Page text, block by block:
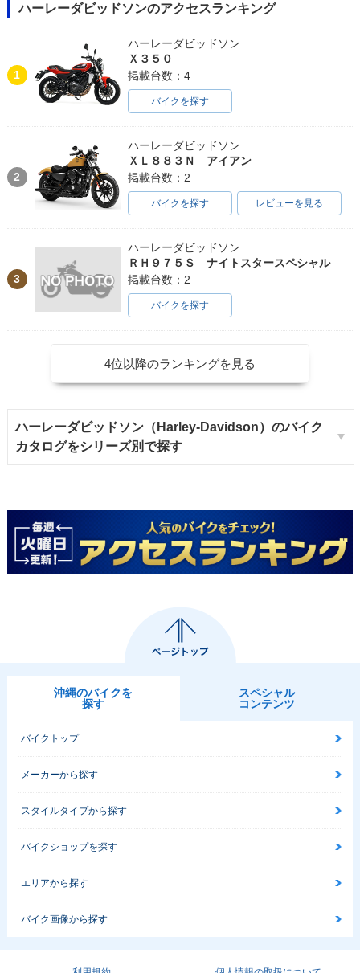
ハーレーダビッドソンのアクセスランキング
1
ハーレーダビッドソン
Ｘ３５０
掲載台数：4
バイクを探す
2
ハーレーダビッドソン
ＸＬ８８３Ｎ アイアン
掲載台数：2
バイクを探す レビューを見る
3
ハーレーダビッドソン
ＲＨ９７５Ｓ ナイトスタースペシャル
掲載台数：2
バイクを探す
4位以降のランキングを見る
ハーレーダビッドソン（Harley-Davidson）のバイク
カタログをシリーズ別で探す
沖縄のバイクを
探す
スペシャル
コンテンツ
バイクトップ
メーカーから探す
スタイルタイプから探す
バイクショップを探す
エリアから探す
バイク画像から探す